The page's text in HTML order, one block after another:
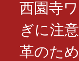
西園寺
ぎに注
革のた